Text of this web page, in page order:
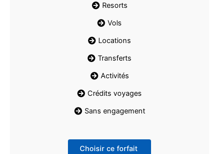
Resorts
Vols
Locations
Transferts
Activités
Crédits voyages
Sans engagement
Choisir ce forfait